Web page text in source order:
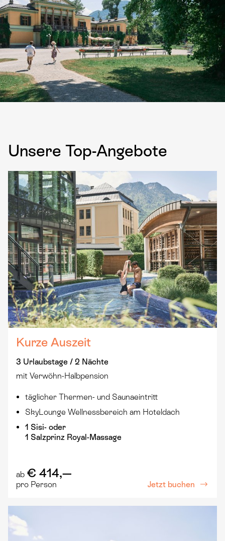
Unsere Top-Angebote
Kurze Auszeit
3 Urlaubstage / 2 Nächte
mit Verwöhn-Halbpension
täglicher Thermen- und Saunaeintritt
SkyLounge Wellnessbereich am Hoteldach
1 Sisi- oder
1 Salzprinz Royal-Massage
ab € 414,—
pro Person Jetzt buchen